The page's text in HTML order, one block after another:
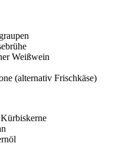
Weißwein
(alternativ Frischkäse)